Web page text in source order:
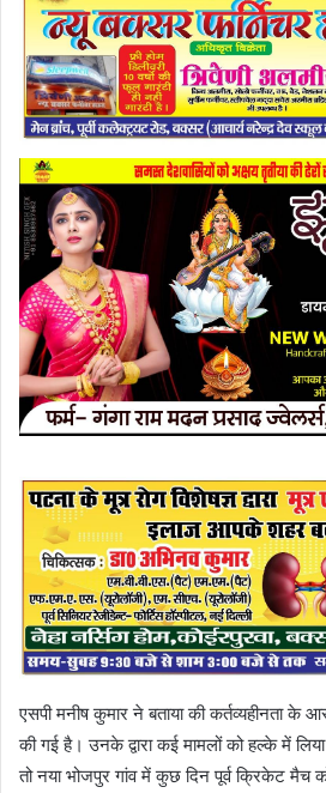
एसपी मनीष कुमार ने बताया की कर्तव्यहीनता के
की गई है। उनके द्वारा कई मामलों को हल्के में
तो नया भोजपुर गांव में कुछ दिन पूर्व क्रिकेट मैच